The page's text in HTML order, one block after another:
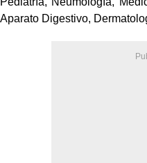
Aparato Digestivo,